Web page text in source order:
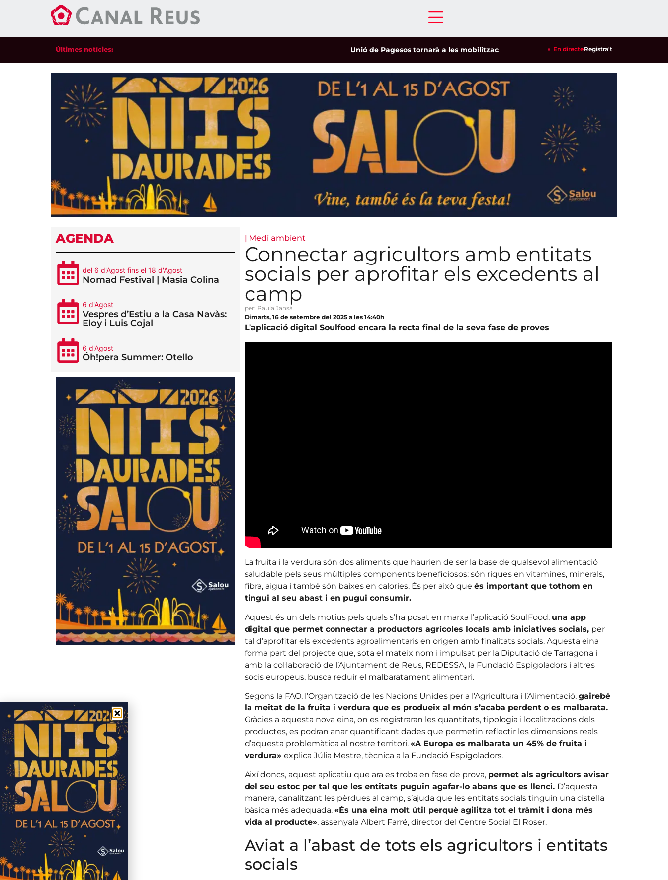
Últimes notícies: Unió de Pagesos tornarà a les mobilitzacions per defensar els cultius de la garrofa i l'ametlla
En directeRegistra't
AGENDA
del 6 d'Agost fins el 18 d'Agost
Nomad Festival | Masia Colina
6 d'Agost
Vespres d’Estiu a la Casa Navàs:
Eloy i Luis Cojal
6 d'Agost
Óh!pera Summer: Otello
| Medi ambient
Connectar agricultors amb entitats
socials per aprofitar els excedents al
camp
per: Paula Jansà
Dimarts, 16 de setembre del 2025 a les 14:40h
L’aplicació digital Soulfood encara la recta final de la seva fase de proves
La fruita i la verdura són dos aliments que haurien de ser la base de qualsevol alimentació
saludable pels seus múltiples components beneficiosos: són riques en vitamines, minerals,
fibra, aigua i també són baixes en calories. És per això que és important que tothom en
tingui al seu abast i en pugui consumir.
Aquest és un dels motius pels quals s’ha posat en marxa l’aplicació SoulFood, una app
digital que permet connectar a productors agrícoles locals amb iniciatives socials, per
tal d’aprofitar els excedents agroalimentaris en origen amb finalitats socials. Aquesta eina
forma part del projecte que, sota el mateix nom i impulsat per la Diputació de Tarragona i
amb la col·laboració de l’Ajuntament de Reus, REDESSA, la Fundació Espigoladors i altres
socis europeus, busca reduir el malbaratament alimentari.
Segons la FAO, l’Organització de les Nacions Unides per a l’Agricultura i l’Alimentació, gairebé
la meitat de la fruita i verdura que es produeix al món s’acaba perdent o es malbarata.
Gràcies a aquesta nova eina, on es registraran les quantitats, tipologia i localitzacions dels
productes, es podran anar quantificant dades que permetin reflectir les dimensions reals
d’aquesta problemàtica al nostre territori. «A Europa es malbarata un 45% de fruita i
verdura» explica Júlia Mestre, tècnica a la Fundació Espigoladors.
Així doncs, aquest aplicatiu que ara es troba en fase de prova, permet als agricultors avisar
del seu estoc per tal que les entitats puguin agafar-lo abans que es llenci. D’aquesta
manera, canalitzant les pèrdues al camp, s’ajuda que les entitats socials tinguin una cistella
bàsica més adequada. «És una eina molt útil perquè agilitza tot el tràmit i dona més
vida al producte», assenyala Albert Farré, director del Centre Social El Roser.
Aviat a l’abast de tots els agricultors i entitats
socials